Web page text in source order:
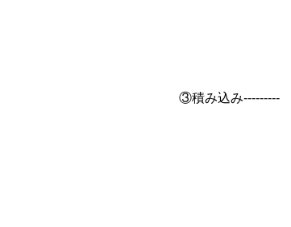
③積み込み---------